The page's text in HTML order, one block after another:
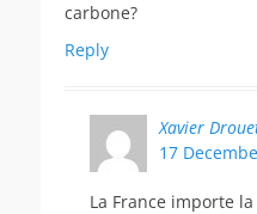
carbone?
Reply
Xavier
17
La France importe